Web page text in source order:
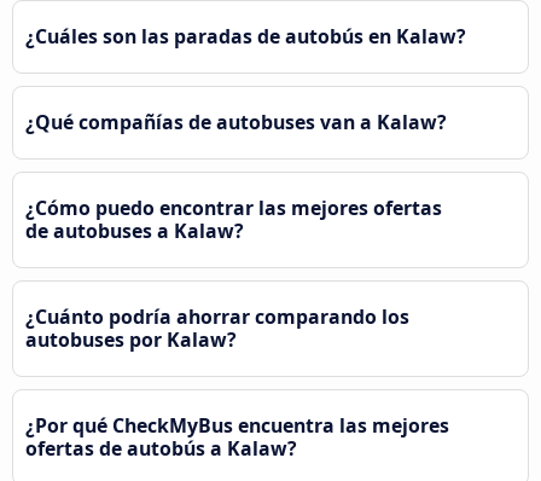
¿Cuáles son las paradas de autobús en Kalaw?
¿Qué compañías de autobuses van a Kalaw?
¿Cómo puedo encontrar las mejores ofertas
de autobuses a Kalaw?
¿Cuánto podría ahorrar comparando los
autobuses por Kalaw?
¿Por qué CheckMyBus encuentra las mejores
ofertas de autobús a Kalaw?